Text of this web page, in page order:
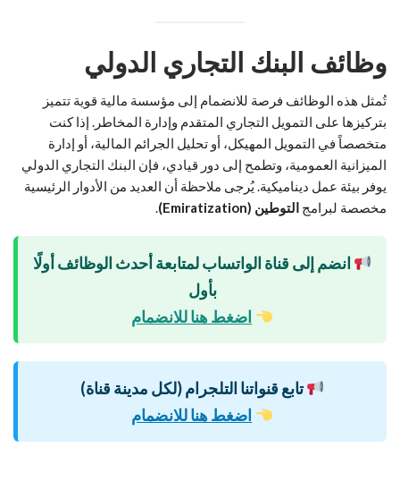
وظائف البنك التجاري الدولي
تُمثل هذه الوظائف فرصة للانضمام إلى مؤسسة مالية قوية تتميز
بتركيزها على التمويل التجاري المتقدم وإدارة المخاطر. إذا كنت
متخصصاً في التمويل المهيكل، أو تحليل الجرائم المالية، أو إدارة
الميزانية العمومية، وتطمح إلى دور قيادي، فإن البنك التجاري الدولي
يوفر بيئة عمل ديناميكية. يُرجى ملاحظة أن العديد من الأدوار الرئيسية
مخصصة لبرامج التوطين (Emiratization) .
انضم إلى قناة الواتساب لمتابعة أحدث الوظائف أولًا
بأول
اضغط هنا للانضمام
تابع قنواتنا التلجرام (لكل مدينة قناة)
اضغط هنا للانضمام